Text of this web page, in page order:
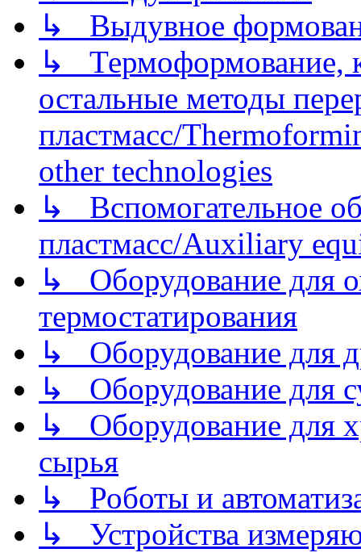
↳ Выдувное
↳ Термоформование,
остальные методы
пластмасс/
other technologies
↳ Вспомогательное
пластмасс/Auxiliary
↳ Оборудование для
термостатирования
↳ Оборудование для
↳ Оборудование для
↳ Оборудование для
сырья
↳ Роботы и
↳ Устройства